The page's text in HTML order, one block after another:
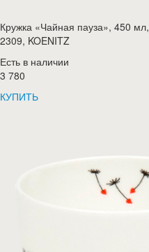
Кружка «Чайная пауза», 450
2309, KOENITZ
Есть в наличии
3 780
КУПИТЬ